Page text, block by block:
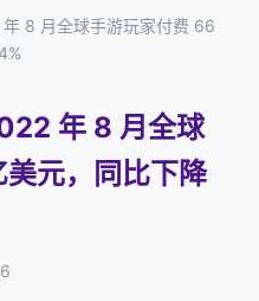
8 月全球手游玩家付费 66
年 8 月全球
元，同比下降